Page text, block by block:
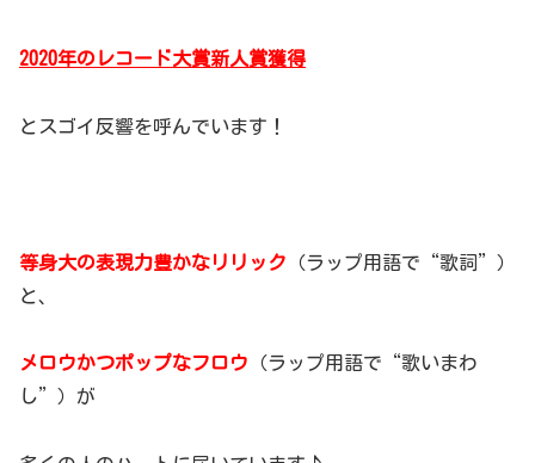
2020年のレコード大賞新人賞獲得
とスゴイ反響を呼んでいます！
等身大の表現力豊かなリリック （ラップ用語で“歌詞”）
と、
メロウかつポップなフロウ （ラップ用語で“歌いまわ
し”）が